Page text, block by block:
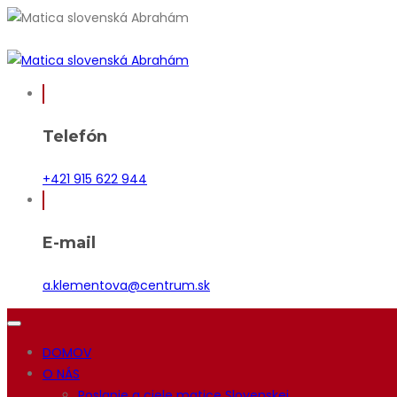
Telefón
+421 915 622 944
E-mail
a.klementova@centrum.sk
DOMOV
O NÁS